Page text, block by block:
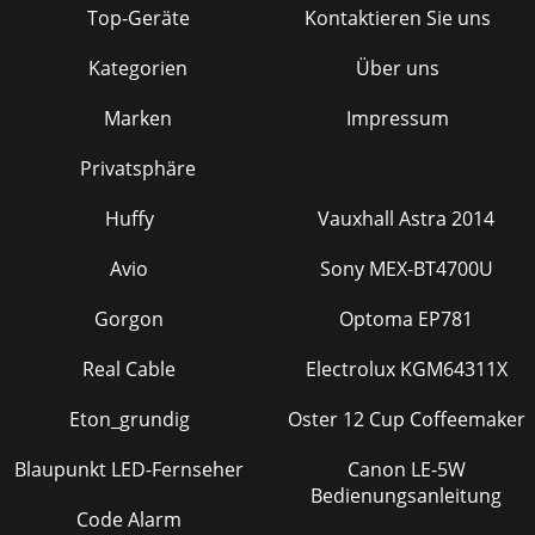
Top-Geräte
Kategorien
Marken
Privatsphäre
Kontaktieren Sie uns
Über uns
Impressum
Huffy
Avio
Gorgon
Real Cable
Eton_grundig
Blaupunkt LED-Fernseher
Code Alarm
Vauxhall Astra 2014
Sony MEX-BT4700U
Optoma EP781
Electrolux KGM64311X
Oster 12 Cup Coffeemaker
Canon LE-5W
Bedienungsanleitung